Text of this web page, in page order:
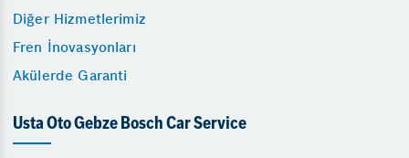
Diğer Hizmetlerimiz
Fren İnovasyonları
Akülerde Garanti
Usta Oto Gebze Bosch Car Service